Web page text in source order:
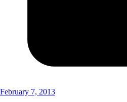
February 7, 2013